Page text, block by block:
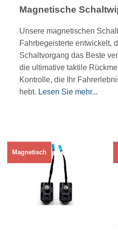
Magnetische
Unsere magnetischen
Fahrbegeisterte entwickelt,
Schaltvorgang das Beste
die ultimative taktile
Kontrolle, die Ihr
hebt. Lesen Sie mehr...
Magnetisch